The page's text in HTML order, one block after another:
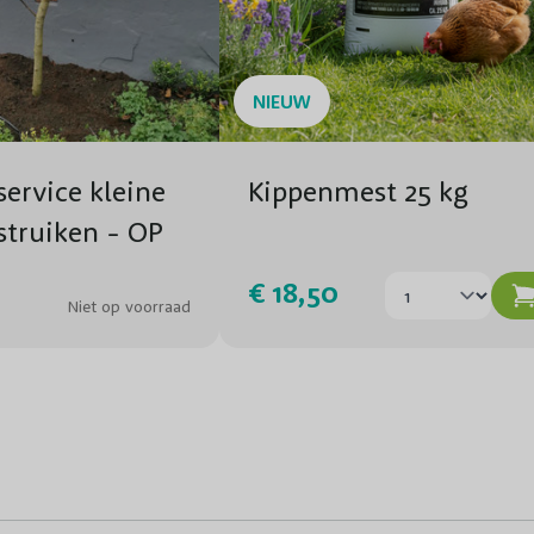
kleine
- OP
Niet op voorraad
NIEUW
Kippenmest 25 kg
€ 18,50